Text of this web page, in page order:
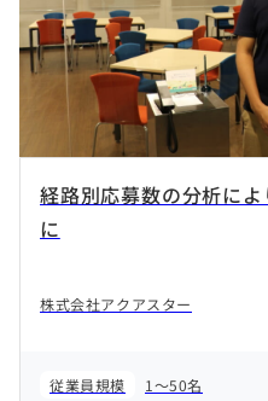
経路別応募数の分析に
に
株式会社アクアスター
従業員規模
1～50名